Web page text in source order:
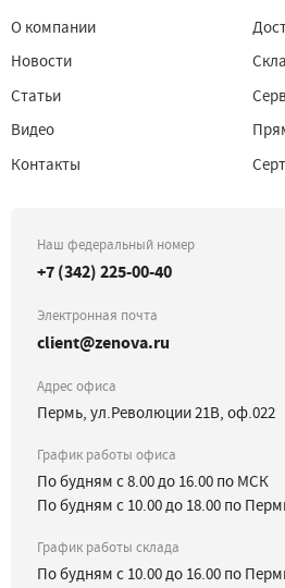
О компании
Новости
Статьи
Видео
Контакты
Наш федеральный номер
+7 (342) 225-00-40
Электронная почта
client@zenova.ru
Адрес офиса
Пермь, ул.Революции 21В, оф.022
График работы офиса
По будням с 8.00 до 16.00 по МСК
По будням с 10.00 до 18.00 по
График работы склада
По будням с 10.00 до 16.00 по